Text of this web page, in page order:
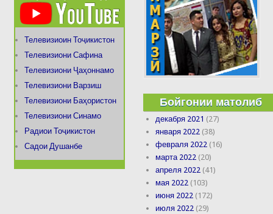
Телевизиоин Тоҷикистон
Телевизиони Сафина
Телевизиони Ҷаҳоннамо
Телевизиони Варзиш
Телевизиони Баҳористон
Телевизиони Синамо
Радиои Тоҷикистон
Садои Душанбе
Бойгонии матолиб
декабря 2021 (27)
января 2022 (38)
февраля 2022 (16)
марта 2022 (20)
апреля 2022 (41)
мая 2022 (103)
июня 2022 (172)
июля 2022 (29)